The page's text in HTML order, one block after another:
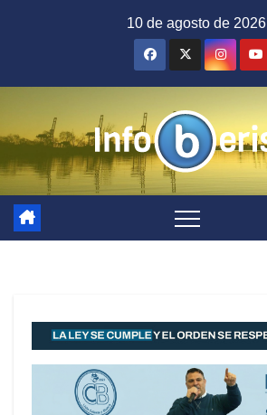
10 de agosto de 2026